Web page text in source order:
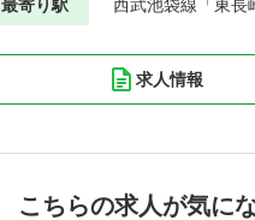
最寄り駅 西武池袋線「東長
求人情報
こちらの求人が気に